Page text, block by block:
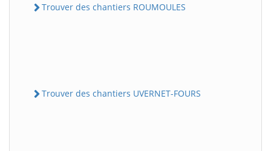
Trouver des chantiers ROUMOULES
Trouver des chantiers UVERNET-FOURS